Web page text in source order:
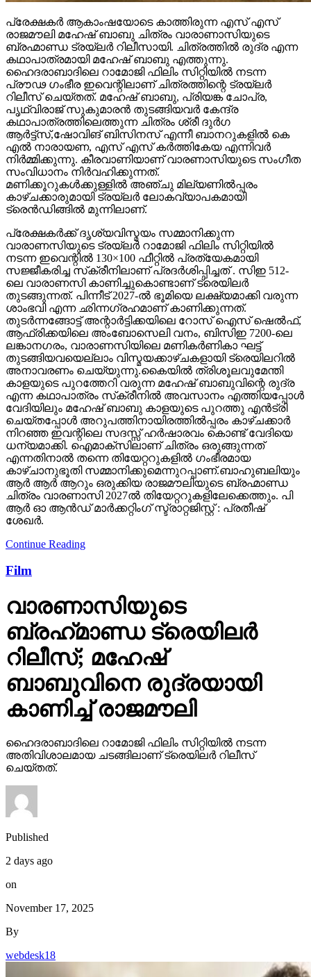
പ്രേക്ഷകർ ആകാംഷയോടെ കാത്തിരുന്ന എസ് എസ്
രാജമൗലി മഹേഷ് ബാബു ചിത്രം വാരാണാസിയുടെ
ബ്രഹ്മാണ്ഡ ട്രയ്ലർ റിലീസായി. ചിത്രത്തിൽ രുദ്ര എന്ന
കഥാപാത്രമായി മഹേഷ് ബാബു എത്തുന്നു.
ഹൈദരാബാദിലെ റാമോജി ഫിലിം സിറ്റിയിൽ നടന്ന
പ്രൗഢ ഗംഭീര ഇവെന്റിലാണ് ചിത്രത്തിന്റെ ട്രയ്ലർ
റിലീസ് ചെയ്തത്. മഹേഷ് ബാബു, പ്രിയങ്ക ചോപ്ര,
പൃഥ്വിരാജ് സുകുമാരൻ തുടങ്ങിയവർ കേന്ദ്ര
കഥാപാത്രത്തിലെത്തുന്ന ചിത്രം ശ്രീ ദുർഗ
ആർട്ട്സ്,ഷോവിങ് ബിസിനസ് എന്നീ ബാനറുകളിൽ കെ
എൽ നാരായണ, എസ് എസ് കർത്തികേയ എന്നിവർ
നിർമ്മിക്കുന്നു. കീരവാണിയാണ് വാരണാസിയുടെ സംഗീത
സംവിധാനം നിർവഹിക്കുന്നത്.
മണിക്കൂറുകൾക്കുള്ളിൽ അഞ്ചു മില്യണിൽപ്പരം
കാഴ്ചക്കാരുമായി ട്രയ്ലർ ലോകവ്യാപകമായി
ട്രെൻഡിങ്ങിൽ മുന്നിലാണ്.
പ്രേക്ഷകർക്ക് ദൃശ്യവിസ്മയം സമ്മാനിക്കുന്ന
വാരാണസിയുടെ ട്രയ്ലർ റാമോജി ഫിലിം സിറ്റിയിൽ
നടന്ന ഇവെന്റിൽ 130×100 ഫീറ്റിൽ പ്രത്യേകമായി
സജ്ജീകരിച്ച സ്‌ക്രീനിലാണ് പ്രദർശിപ്പിച്ചത് . സിഇ 512-
ലെ വാരാണസി കാണിച്ചുകൊണ്ടാണ് ട്രെയിലര്‍
തുടങ്ങുന്നത്. പിന്നീട് 2027-ല്‍ ഭൂമിയെ ലക്ഷ്യമാക്കി വരുന്ന
ശാംഭവി എന്ന ഛിന്നഗ്രഹമാണ് കാണിക്കുന്നത്.
തുടര്‍ന്നങ്ങോട്ട് അന്റാര്‍ട്ടിക്കയിലെ റോസ് ഐസ് ഷെല്‍ഫ്,
ആഫ്രിക്കയിലെ അംബോസെലി വനം, ബിസിഇ 7200-ലെ
ലങ്കാനഗരം, വാരാണസിയിലെ മണികര്‍ണികാ ഘട്ട്
തുടങ്ങിയവയെല്ലാം വിസ്മയക്കാഴ്ചകളായി ട്രെയിലറില്‍
അനാവരണം ചെയ്യുന്നു.കൈയില്‍ ത്രിശൂലവുമേന്തി
കാളയുടെ പുറത്തേറി വരുന്ന മഹേഷ് ബാബുവിന്റെ രുദ്ര
എന്ന കഥാപാത്രം സ്‌ക്രീനിൽ അവസാനം എത്തിയപ്പോൾ
വേദിയിലും മഹേഷ് ബാബു കാളയുടെ പുറത്തു എൻട്രി
ചെയ്തപ്പോൾ അറുപത്തിനായിരത്തിൽപ്പരം കാഴ്ചക്കാർ
നിറഞ്ഞ ഇവന്റിലെ സദസ്സ് ഹർഷാരവം കൊണ്ട് വേദിയെ
ധന്യമാക്കി. ഐമാക്‌സിലാണ് ചിത്രം ഒരുങ്ങുന്നത്
എന്നതിനാല്‍ തന്നെ തിയേറ്ററുകളില്‍ ഗംഭീരമായ
കാഴ്ചാനുഭൂതി സമ്മാനിക്കുമെന്നുറപ്പാണ്.ബാഹുബലിയും
ആർ ആർ ആറും ഒരുക്കിയ രാജമൗലിയുടെ ബ്രഹ്മാണ്ഡ
ചിത്രം വാരണാസി 2027ൽ തിയേറ്ററുകളിലേക്കെത്തും. പി
ആർ ഓ ആൻഡ് മാർക്കറ്റിംഗ് സ്ട്രാറ്റജിസ്റ്റ് : പ്രതീഷ്
ശേഖർ.
Continue Reading
Film
വാരണാസിയുടെ
ബ്രഹ്‌മാണ്ഡ ട്രെയിലര്‍
റിലീസ്; മഹേഷ്
ബാബുവിനെ രുദ്രയായി
കാണിച്ച് രാജമൗലി
ഹൈദരാബാദിലെ റാമോജി ഫിലിം സിറ്റിയില്‍ നടന്ന
അതിവിശാലമായ ചടങ്ങിലാണ് ട്രെയിലര്‍ റിലീസ്
ചെയ്തത്.
Published
2 days ago
on
November 17, 2025
By
webdesk18